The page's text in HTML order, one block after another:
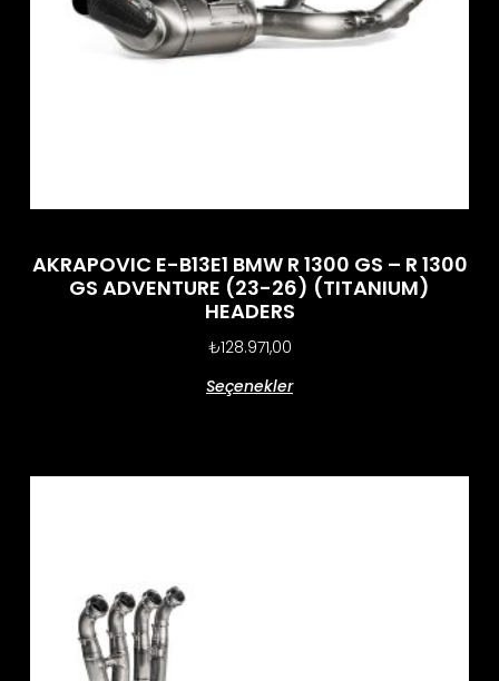
AKRAPOVIC E-B13E1 BMW R 1300 GS – R 1300
GS ADVENTURE (23-26) (TITANIUM)
HEADERS
₺128.971,00
Seçenekler